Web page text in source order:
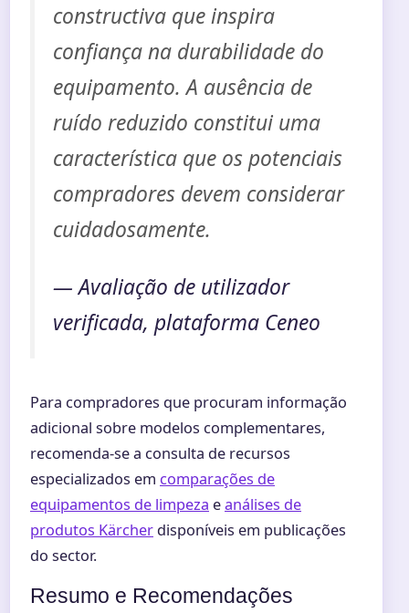
constructiva que inspira
confiança na durabilidade do
equipamento. A ausência de
ruído reduzido constitui uma
característica que os potenciais
compradores devem considerar
cuidadosamente.
— Avaliação de utilizador
verificada, plataforma Ceneo
Para compradores que procuram informação
adicional sobre modelos complementares,
recomenda-se a consulta de recursos
especializados em comparações de
equipamentos de limpeza eanálises de
produtos Kärcher disponíveis em publicações
do sector.
Resumo e Recomendações